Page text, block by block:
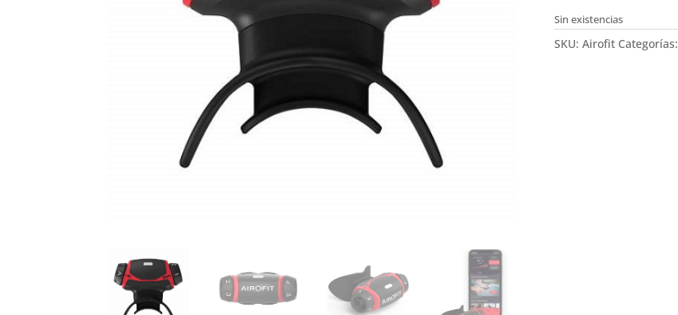
Sin existencias
SKU: Airofit Categorías: